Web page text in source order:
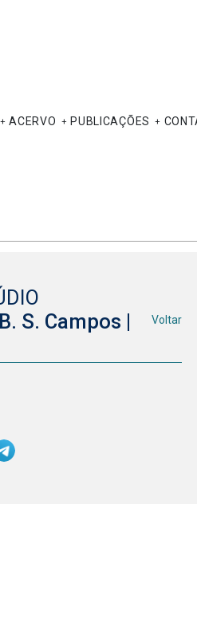
ACERVO PUBLICAÇÕES
B. S. Campos |
Voltar